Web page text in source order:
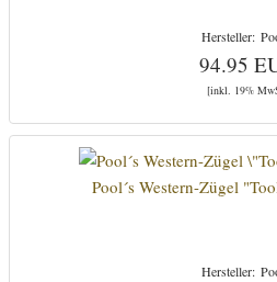
94.95
[inkl. 19%
Pool´s Western-Zügel